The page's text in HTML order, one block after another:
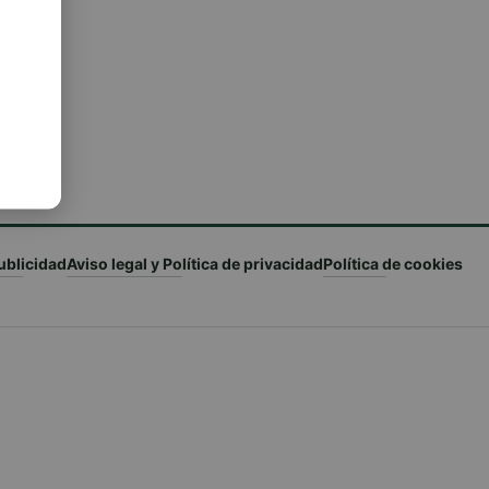
Aviso legal y Política de privacidadPolítica de cookies